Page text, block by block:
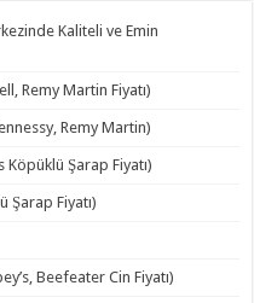
Kaliteli ve Emin
Remy Martin Fiyatı)
Remy Martin)
Şarap Fiyatı)
Şarap Fiyatı)
Beefeater Cin Fiyatı)